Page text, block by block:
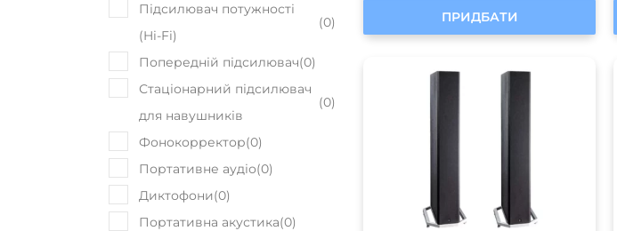
Підсилювач потужності
(Hi-Fi)
(0)
Попередній підсилювач(0)
Стаціонарний підсилювач
для навушників
(0)
Фонокорректор(0)
Портативне аудіо(0)
Диктофони(0)
Портативна акустика(0)
ПРИДБАТИ